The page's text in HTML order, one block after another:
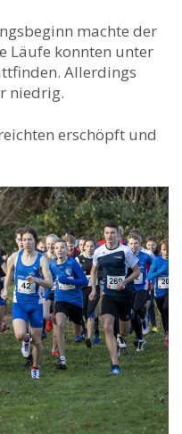
machte der
Läufe konnten unter
Allerdings
niedrig.
erschöpft und